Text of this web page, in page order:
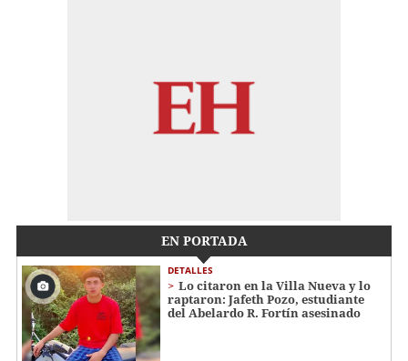
EN PORTADA
DETALLES
Lo citaron en la Villa Nueva y lo
raptaron: Jafeth Pozo, estudiante
del Abelardo R. Fortín asesinado